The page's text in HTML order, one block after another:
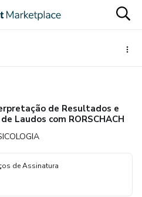
de Resultados e
Laudos com RORSCHACH
de Assinatura